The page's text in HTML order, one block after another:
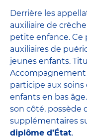
Derrière les
auxiliaire de
petite enfance. Ce
auxiliaires de
jeunes enfants.
participe aux soins
enfants en bas
son côté, possède
supplémentaires
diplôme d’État.